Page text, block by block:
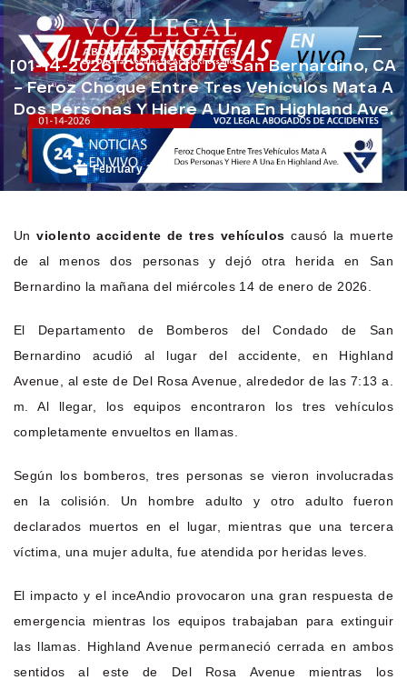
[01-14-2026] Condado De San Bernardino, CA
– Feroz Choque Entre Tres Vehículos Mata A
Dos Personas Y Hiere A Una En Highland Ave.
February 2, 2026 Noticias de Accidentes
Unviolento accidente de tres vehículos causó la muerte
de al menos dos personas y dejó otra herida en San
Bernardino la mañana del miércoles 14 de enero de 2026.
El Departamento de Bomberos del Condado de San
Bernardino acudió al lugar del accidente, en Highland
Avenue, al este de Del Rosa Avenue, alrededor de las 7:13 a.
m. Al llegar, los equipos encontraron los tres vehículos
completamente envueltos en llamas.
Según los bomberos, tres personas se vieron involucradas
en la colisión. Un hombre adulto y otro adulto fueron
declarados muertos en el lugar, mientras que una tercera
víctima, una mujer adulta, fue atendida por heridas leves.
El impacto y el inceAndio provocaron una gran respuesta de
emergencia mientras los equipos trabajaban para extinguir
las llamas. Highland Avenue permaneció cerrada en ambos
sentidos al este de Del Rosa Avenue mientras los